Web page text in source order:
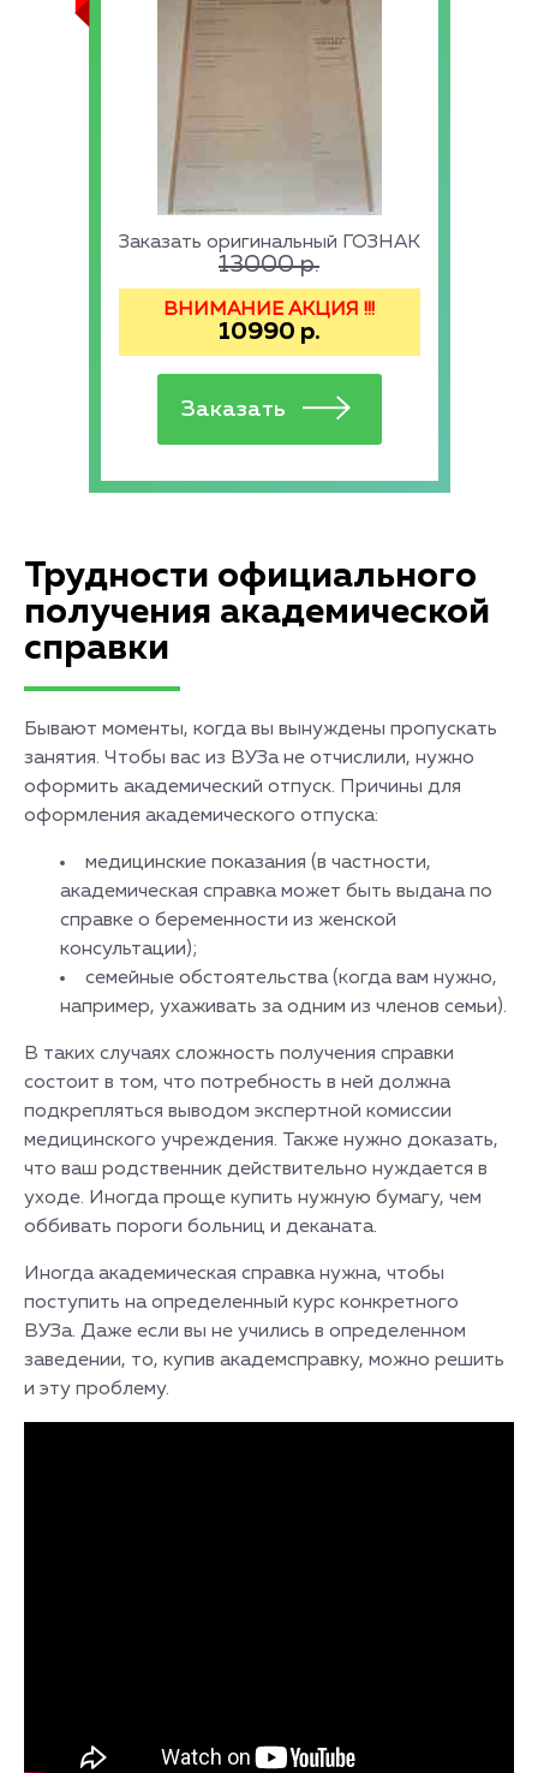
Заказать оригинальный ГОЗНАК
13000р.
ВНИМАНИЕ АКЦИЯ !!!
10990 р.
Трудности официального
получения академической
справки
Бывают моменты, когда вы вынуждены пропускать
занятия. Чтобы вас из ВУЗа не отчислили, нужно
оформить академический отпуск. Причины для
оформления академического отпуска:
медицинские показания (в частности,
академическая справка может быть выдана по
справке о беременности из женской
консультации);
семейные обстоятельства (когда вам нужно,
например, ухаживать за одним из членов семьи).
В таких случаях сложность получения справки
состоит в том, что потребность в ней должна
подкрепляться выводом экспертной комиссии
медицинского учреждения. Также нужно доказать,
что ваш родственник действительно нуждается в
уходе. Иногда проще купить нужную бумагу, чем
оббивать пороги больниц и деканата.
Иногда академическая справка нужна, чтобы
поступить на определенный курс конкретного
ВУЗа. Даже если вы не учились в определенном
заведении, то, купив академсправку, можно решить
и эту проблему.